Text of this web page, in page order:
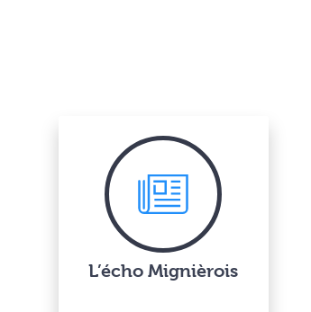
L’écho Mignièrois